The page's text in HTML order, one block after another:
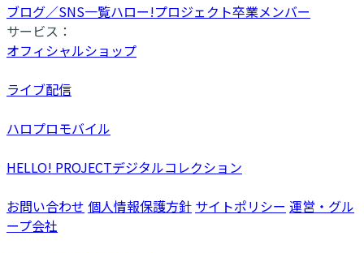
ブログ／SNS一覧ハロー!プロジェクト卒業メンバー
サービス：
オフィシャルショップ
ライブ配信
ハロプロモバイル
HELLO! PROJECTデジタルコレクション
お問い合わせ 個人情報保護方針 サイトポリシー 運営・グル
ープ会社